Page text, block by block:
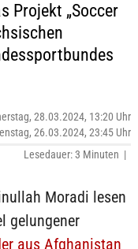
Projekt „Soccer
28.03.2024, 13:20 Uhr
26.03.2024, 23:45 Uhr
Lesedauer: 3 Minuten |
Moradi lesen
gelungener
aus Afghanistan